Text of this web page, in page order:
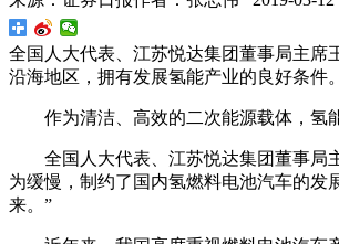
全国人大代表、江苏悦达集团董事局主席
沿海地区，拥有发展氢能产业的良好条件。
作为清洁、高效的二次能源载体，氢
全国人大代表、江苏悦达集团董事局
为缓慢，制约了国内氢燃料电池汽车的发
来。”